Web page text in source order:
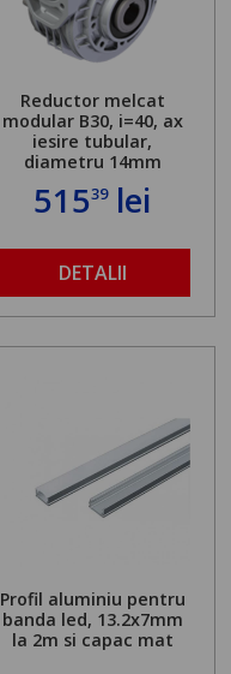
Reductor melcat
modular B30, i=40, ax
iesire tubular,
diametru 14mm
51539lei
DETALII
Profil aluminiu pentru
banda led, 13.2x7mm
la 2m si capac mat